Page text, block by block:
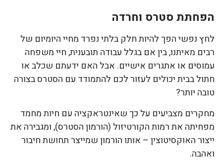
הפחתת סטרס וחרדה
לחץ נפשי הפך להיות חלק בלתי נפרד מחיי היומיום של
רבים מאיתנו, בין אם בגלל עבודה תובענית, חיי משפחה
עמוסים או אתגרים אישיים. אבל האם ידעתם שכלב או
חתול בבית יכולים לעזור לכם להתמודד עם הסטרס בצורה
טובה יותר?
מחקרים מצביעים על כך שאינטראקציה עם חיות מחמד
מפחיתה את רמות הקורטיזול (הורמון הסטרס), ומגבירה את
ייצור האוקסיטוצין – אותו הורמון שמייצר תחושת חיבור
ואהבה.